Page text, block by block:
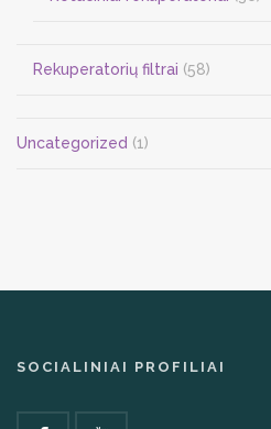
Rekuperatorių filtrai (58)
Uncategorized (1)
SOCIALINIAI PROFILIAI